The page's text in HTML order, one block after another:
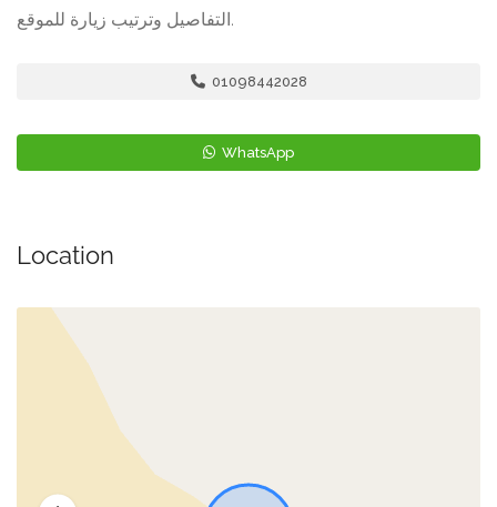
التفاصيل وترتيب زيارة للموقع.
01098442028
WhatsApp
Location